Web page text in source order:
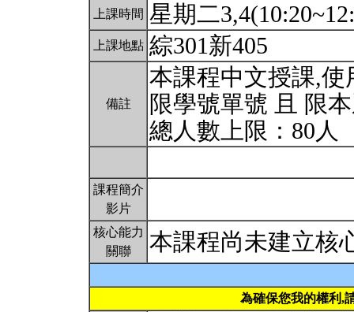
上課時間 星期二
上課地點 綜301新405
備註
本課程中文授課,
限學號單號 且 限
總人數上限：80人
課程簡介
影片
核心能力
關聯
本課程尚未建立核
為確保您我的權利,